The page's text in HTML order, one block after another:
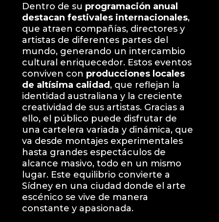
Dentro de su programación anual
destacan festivales internacionales,
que atraen compañías, directores y
artistas de diferentes partes del
mundo, generando un intercambio
cultural enriquecedor. Estos eventos
conviven con producciones locales
de altísima calidad , que reflejan la
identidad australiana y la creciente
creatividad de sus artistas. Gracias a
ello, el público puede disfrutar de
una cartelera variada y dinámica, que
va desde montajes experimentales
hasta grandes espectáculos de
alcance masivo, todo en un mismo
lugar. Este equilibrio convierte a
Sídney en una ciudad donde el arte
escénico se vive de manera
constante y apasionada.